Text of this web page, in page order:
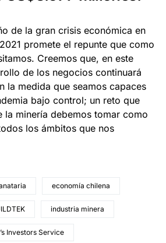
de la gran crisis económica en
promete el repunte que como
Creemos que, en este
de los negocios continuará
la medida que seamos capaces
bajo control; un reto que
la minería debemos tomar como
los ámbitos que nos
economía chilena
industria minera
Investors Service